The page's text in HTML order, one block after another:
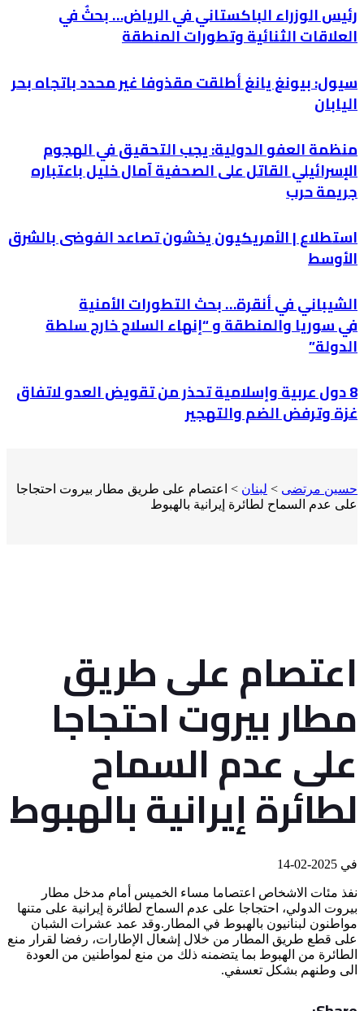
رئيس الوزراء الباكستاني في الرياض… بحثٌ في
العلاقات الثنائية وتطورات المنطقة
سيول: بيونغ يانغ أطلقت مقذوفا غير محدد باتجاه بحر
اليابان
منظمة العفو الدولية: يجب التحقيق في الهجوم
الإسرائيلي القاتل على الصحفية آمال خليل باعتباره
جريمة حرب
استطلاع | الأمريكيون يخشون تصاعد الفوضى بالشرق
الأوسط
الشيباني في أنقرة… بحث التطورات الأمنية
في سوريا والمنطقة و “إنهاء السلاح خارج سلطة
الدولة”
8 دول عربية وإسلامية تحذر من تقويض العدو لاتفاق
غزة وترفض الضم والتهجير
حسين مرتضى > لبنان > اعتصام على طريق مطار بيروت احتجاجا
على عدم السماح لطائرة إيرانية بالهبوط
اعتصام على طريق
مطار بيروت احتجاجا
على عدم السماح
لطائرة إيرانية بالهبوط
في
نفذ مئات الاشخاص اعتصاما مساء الخميس أمام مدخل مطار
بيروت الدولي، احتجاجا على عدم السماح لطائرة إيرانية على متنها
مواطنون لبنانيون بالهبوط في المطار.وقد عمد عشرات الشبان
على قطع طريق المطار من خلال إشعال الإطارات، رفضا لقرار منع
الطائرة من الهبوط بما يتضمنه ذلك من منع لمواطنين من العودة
الى وطنهم بشكل تعسفي.